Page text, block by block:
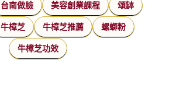
台南做臉 美容創業課程 頌缽
牛樟芝 牛樟芝推薦 螺螄粉
牛樟芝功效